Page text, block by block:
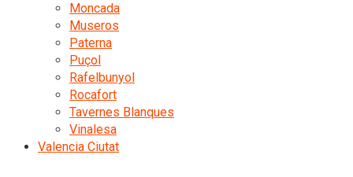
Moncada
Museros
Paterna
Puçol
Rafelbunyol
Rocafort
Tavernes Blanques
Vinalesa
Valencia Ciutat